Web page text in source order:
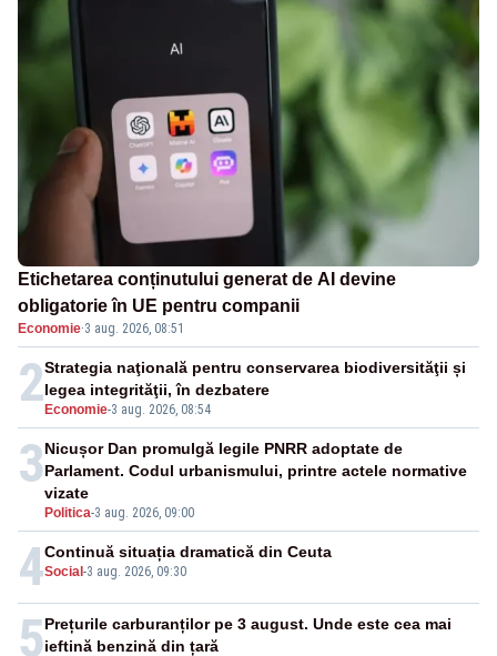
Etichetarea conținutului generat de AI devine
obligatorie în UE pentru companii
Economie·3 aug. 2026, 08:51
2 Economie-3 aug. 2026, 08:54
Strategia naţională pentru conservarea biodiversităţii și
legea integrităţii, în dezbatere
3
Politica-3 aug. 2026, 09:00
Nicușor Dan promulgă legile PNRR adoptate de
Parlament. Codul urbanismului, printre actele normative
vizate
4Social -3 aug. 2026, 09:30
Continuă situația dramatică din Ceuta
5Prețurile carburanților pe 3 august. Unde este cea mai
ieftină benzină din țară